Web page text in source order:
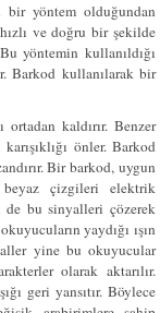
yöntem olduğundan
ve doğru bir şekilde
yöntemin kullanıldığı
Barkod kullanılarak bir
ortadan kaldırır. Benzer
önler. Barkod
Bir barkod, uygun
çizgileri elektrik
de bu sinyalleri çözerek
yaydığı ışın
yine bu okuyucular
olarak aktarılır.
geri yansıtır. Böylece